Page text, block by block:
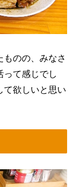
ものの、みなさ
って感じでし
て欲しいと思い